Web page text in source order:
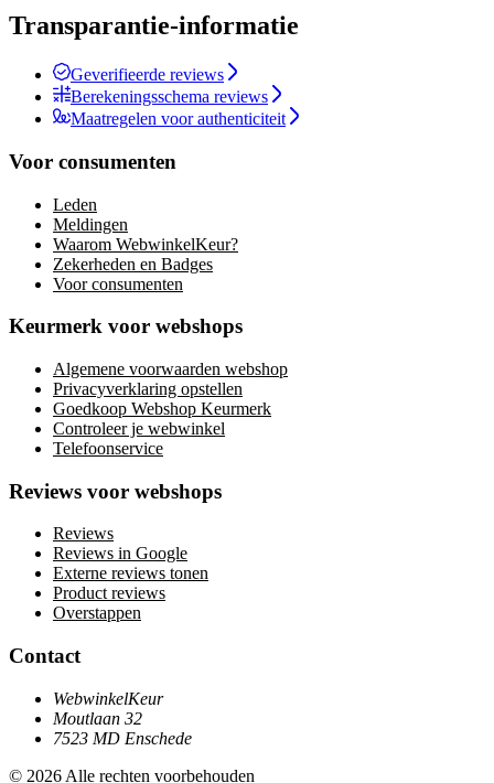
Transparantie-informatie
Geverifieerde reviews
Berekeningsschema reviews
Maatregelen voor authenticiteit
Voor consumenten
Leden
Meldingen
Waarom WebwinkelKeur?
Zekerheden en Badges
Voor consumenten
Keurmerk voor webshops
Algemene voorwaarden webshop
Privacyverklaring opstellen
Goedkoop Webshop Keurmerk
Controleer je webwinkel
Telefoonservice
Reviews voor webshops
Reviews
Reviews in Google
Externe reviews tonen
Product reviews
Overstappen
Contact
WebwinkelKeur
Moutlaan 32
7523 MD Enschede
© 2026 Alle rechten voorbehouden